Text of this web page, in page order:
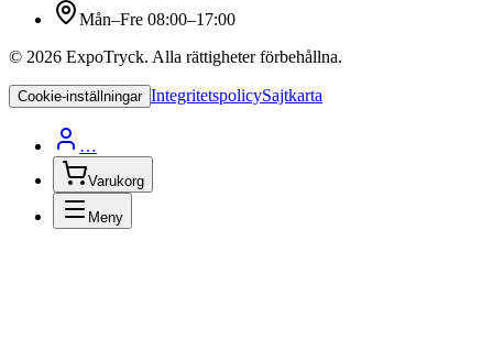
Mån–Fre 08:00–17:00
© 2026 ExpoTryck. Alla rättigheter förbehållna.
Cookie-inställningar IntegritetspolicySajtkarta
…
Varukorg
Meny